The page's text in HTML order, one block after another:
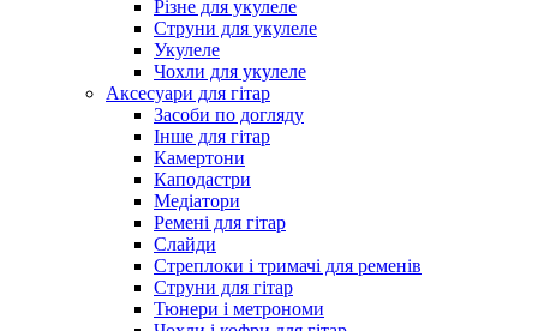
Різне для укулеле
Струни для укулеле
Укулеле
Чохли для укулеле
Аксесуари для гітар
Засоби по догляду
Інше для гітар
Камертони
Каподастри
Медіатори
Ремені для гітар
Слайди
Стреплоки і тримачі для ременів
Струни для гітар
Тюнери і метрономи